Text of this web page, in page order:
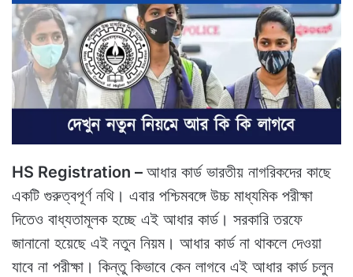
HS Registration – আধার কার্ড ভারতীয় নাগরিকদের কাছে
একটি গুরুত্বপূর্ণ নথি। এবার পশ্চিমবঙ্গে উচ্চ মাধ্যমিক পরীক্ষা
দিতেও বাধ্যতামূলক হচ্ছে এই আধার কার্ড। সরকারি তরফে
জানানো হয়েছে এই নতুন নিয়ম। আধার কার্ড না থাকলে দেওয়া
যাবে না পরীক্ষা। কিন্তু কিভাবে কেন লাগবে এই আধার কার্ড চলুন